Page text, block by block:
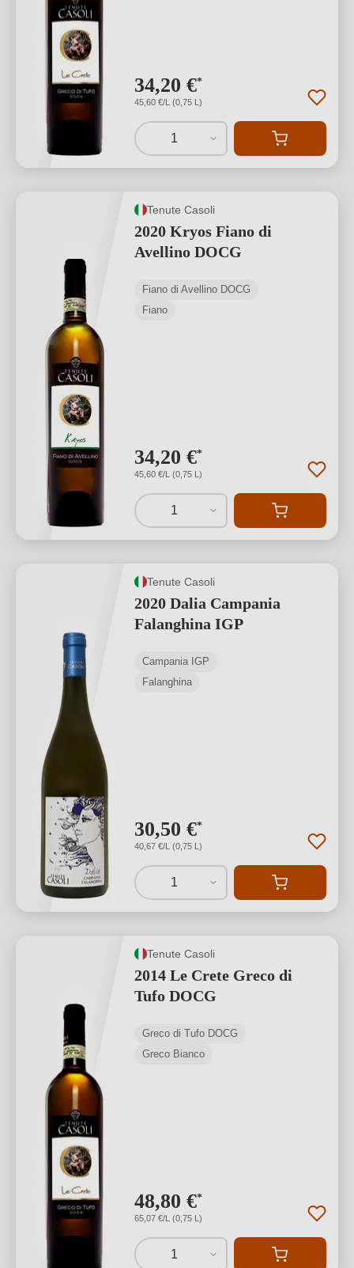
34,20 €*
45,60 €/L (0,75 L)
1
Tenute Casoli
2020 Kryos Fiano di
Avellino DOCG
Fiano di Avellino DOCG
Fiano
34,20 €*
45,60 €/L (0,75 L)
1
Tenute Casoli
2020 Dalia Campania
Falanghina IGP
Campania IGP
Falanghina
30,50 €*
40,67 €/L (0,75 L)
1
Tenute Casoli
2014 Le Crete Greco di
Tufo DOCG
Greco di Tufo DOCG
Greco Bianco
48,80 €*
65,07 €/L (0,75 L)
1